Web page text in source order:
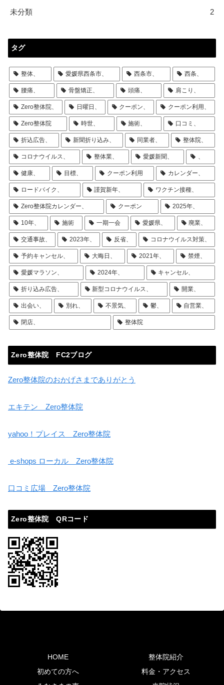
未分類 2
タグ
整体、 愛媛県西条市、 西条市、 西条、
腰痛、 骨盤矯正、 頭痛、 肩こり、
Zero整体院、 日曜日、 クーポン、 クーポン利用、
Zero整体院 時世、 施術、 口コミ、
折込広告、 新聞折り込み、 同業者、 整体院、
コロナウイルス、 整体業、 愛媛新聞、 、
健康、 目標、 クーポン利用 カレンダー、
ロードバイク、 謹賀新年、 ワクチン接種、
Zero整体院カレンダー、 クーポン 2025年、
10年、 施術 一期一会 愛媛県、 廃業、
交通事故、 2023年、 反省、 コロナウイルス対策、
予約キャンセル、 大晦日、 2021年、 禁煙、
愛媛マラソン、 2024年、 キャンセル、
折り込み広告、 新型コロナウイルス、 開業、
出会い、 別れ、 不景気、 鬱、 自営業、
閉店、 整体院
Zero整体院 FC2ブログ
Zero整体院のおかげさまでありがとう
エキテン Zero整体院
yahoo！プレイス Zero整体院
e-shops ローカル Zero整体院
口コミ広場 Zero整体院
Zero整体院 QRコード
HOME
整体院紹介
初めての方へ
料金・アクセス